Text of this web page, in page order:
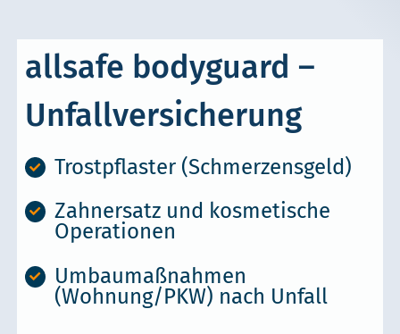
allsafe bodyguard –
Unfallversicherung
Trostpflaster (Schmerzensgeld)
Zahnersatz und kosmetische
Operationen
Umbaumaßnahmen
(Wohnung/PKW) nach Unfall